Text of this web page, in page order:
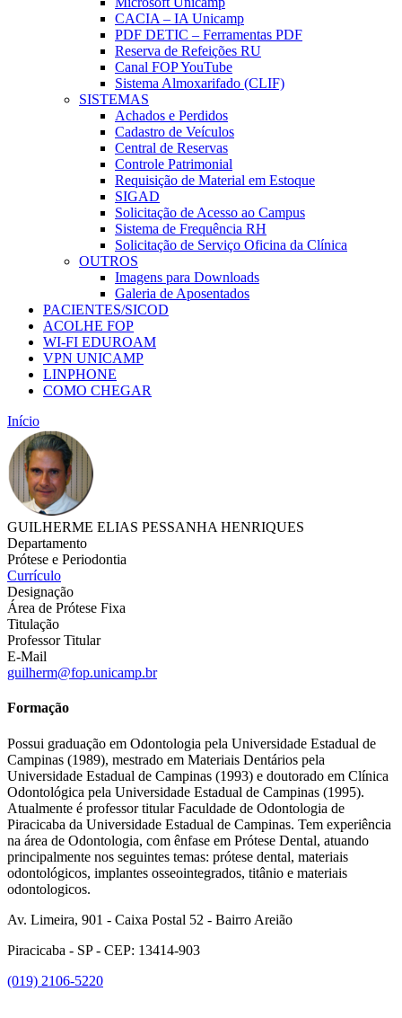
CACIA – IA Unicamp
PDF DETIC – Ferramentas PDF
Reserva de Refeições RU
Canal FOP YouTube
Sistema Almoxarifado (CLIF)
SISTEMAS
Achados e Perdidos
Cadastro de Veículos
Central de Reservas
Controle Patrimonial
Requisição de Material em Estoque
SIGAD
Solicitação de Acesso ao Campus
Sistema de Frequência RH
Solicitação de Serviço Oficina da Clínica
OUTROS
Imagens para Downloads
Galeria de Aposentados
PACIENTES/SICOD
ACOLHE FOP
WI-FI EDUROAM
VPN UNICAMP
LINPHONE
COMO CHEGAR
Início
GUILHERME ELIAS PESSANHA HENRIQUES
Departamento
Prótese e Periodontia
Currículo
Designação
Área de Prótese Fixa
Titulação
Professor Titular
E-Mail
guilherm@fop.unicamp.br
Formação
Possui graduação em Odontologia pela Universidade Estadual de
Campinas (1989), mestrado em Materiais Dentários pela
Universidade Estadual de Campinas (1993) e doutorado em Clínica
Odontológica pela Universidade Estadual de Campinas (1995).
Atualmente é professor titular Faculdade de Odontologia de
Piracicaba da Universidade Estadual de Campinas. Tem experiência
na área de Odontologia, com ênfase em Prótese Dental, atuando
principalmente nos seguintes temas: prótese dental, materiais
odontológicos, implantes osseointegrados, titânio e materiais
odontologicos.
Av. Limeira, 901 - Caixa Postal 52 - Bairro Areião
Piracicaba - SP - CEP: 13414-903
(019) 2106-5220